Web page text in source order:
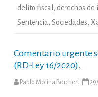
delito fiscal , derechos de
Sentencia , Sociedades,
Comentario urgente
(RD-Ley 16/2020).
Pablo Molina Borchert